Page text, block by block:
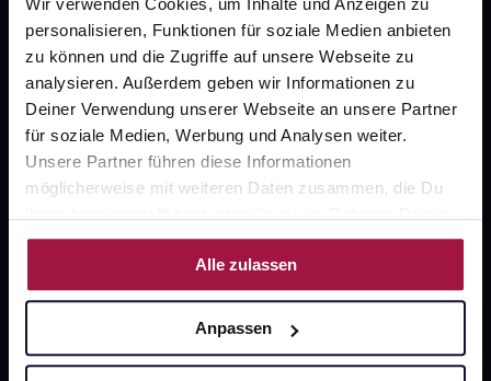
Wir verwenden Cookies, um Inhalte und Anzeigen zu
personalisieren, Funktionen für soziale Medien anbieten
zu können und die Zugriffe auf unsere Webseite zu
analysieren. Außerdem geben wir Informationen zu
Deiner Verwendung unserer Webseite an unsere Partner
für soziale Medien, Werbung und Analysen weiter.
Unsere Partner führen diese Informationen
möglicherweise mit weiteren Daten zusammen, die Du
Nutzung der Dienste gesammelt haben.
Alle zulassen
Anpassen
FAQ
Widerrufsformular
gesund.de
Newsletter